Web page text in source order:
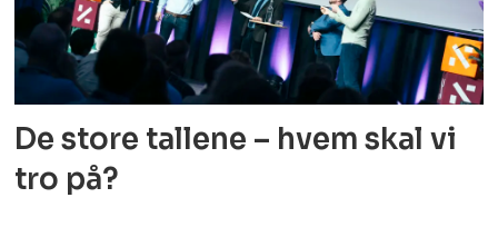
De store tallene – hvem skal vi
tro på?